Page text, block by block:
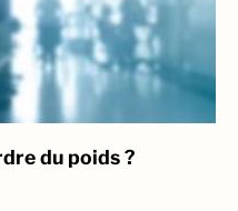
du poids ?